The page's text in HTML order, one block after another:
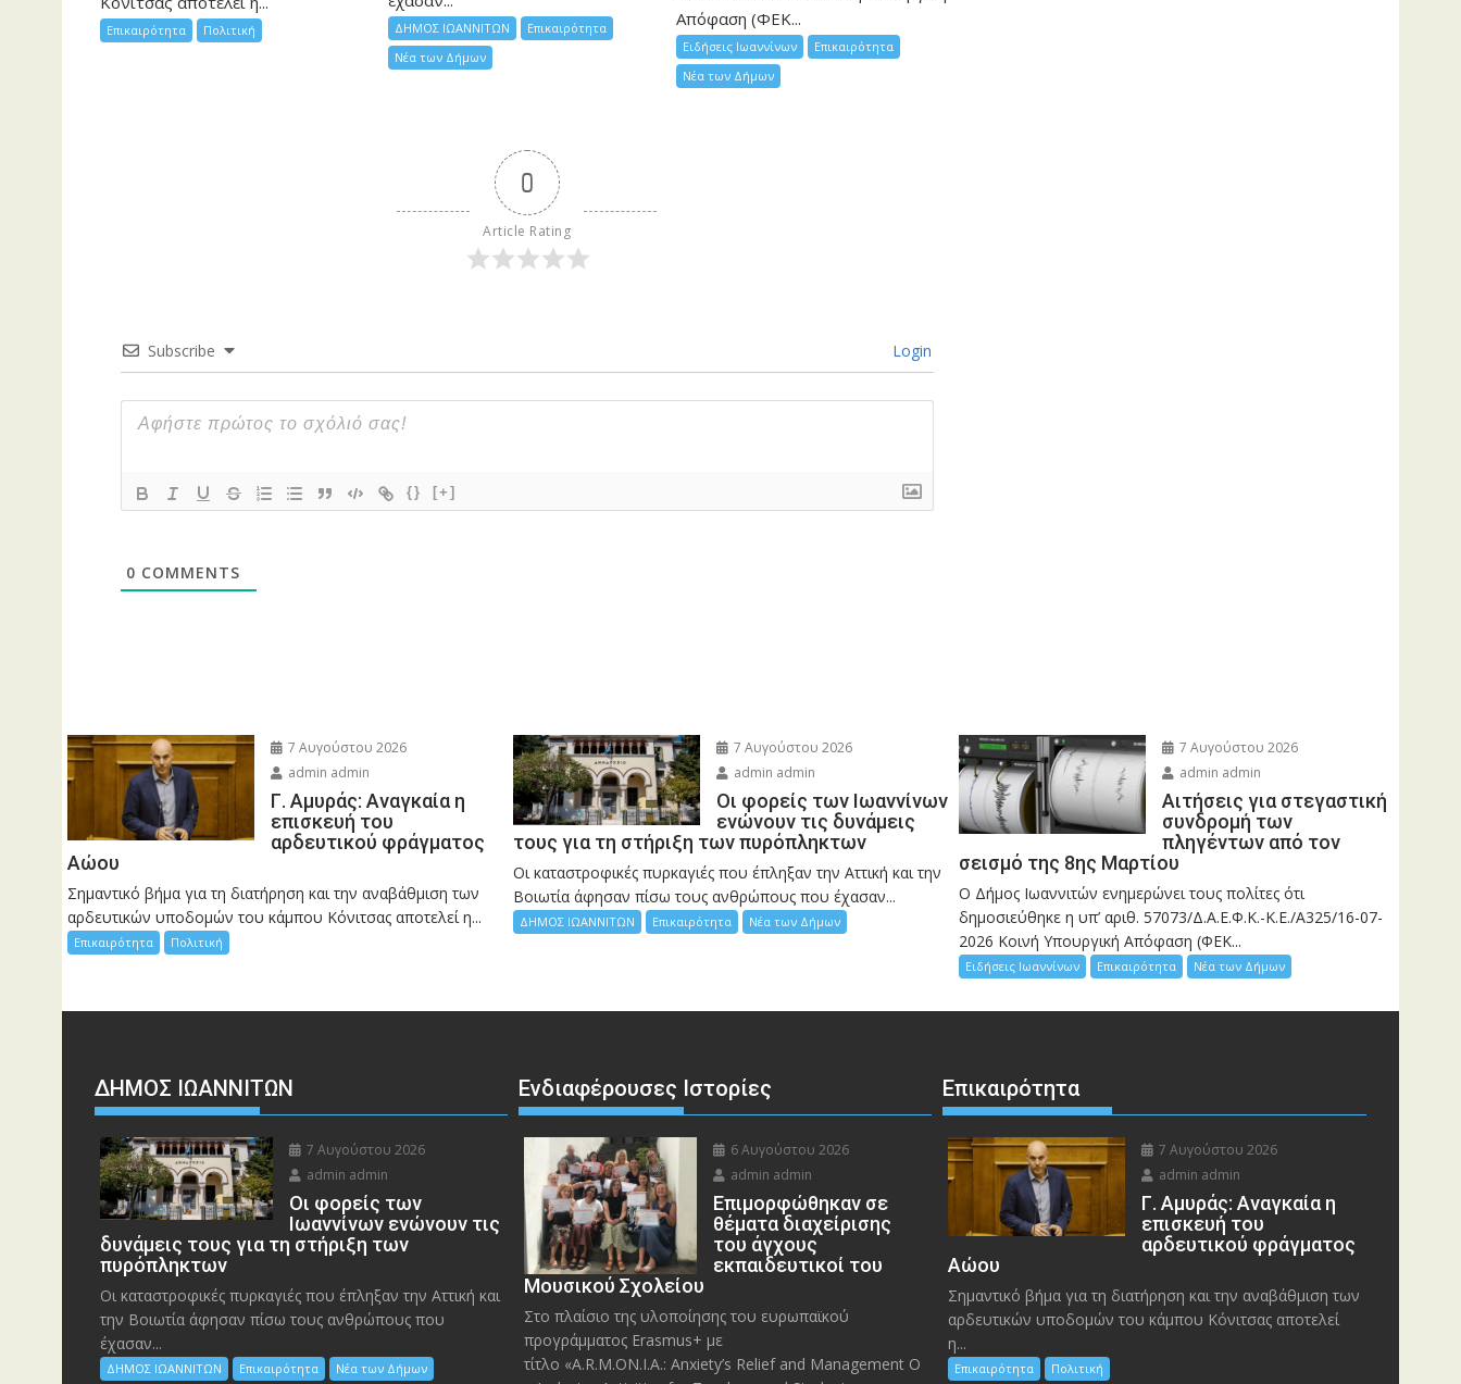
Επικαιρότητα Πολιτική ΔΗΜΟΣ ΙΩΑΝΝΙΤΩΝ
Επικαιρότητα
Νέα των Δήμων
Απόφαση (ΦΕΚ...
Ειδήσεις Ιωαννίνων
Επικαιρότητα
Νέα των Δήμων
0
Article Rating
Subscribe Login
{} [+]
0 COMMENTS
7 Αυγούστου 2026
admin admin
Γ. Αμυράς: Αναγκαία η
επισκευή του
αρδευτικού φράγματος
Αώου
Σημαντικό βήμα για τη διατήρηση και την αναβάθμιση των
αρδευτικών υποδομών του κάμπου Κόνιτσας αποτελεί η...
Επικαιρότητα Πολιτική
7 Αυγούστου 2026
admin admin
Οι φορείς των Ιωαννίνων
ενώνουν τις δυνάμεις
τους για τη στήριξη των πυρόπληκτων
Οι καταστροφικές πυρκαγιές που έπληξαν την Αττική και την
Bοιωτία άφησαν πίσω τους ανθρώπους που έχασαν...
ΔΗΜΟΣ ΙΩΑΝΝΙΤΩΝ Επικαιρότητα Νέα των Δήμων
7 Αυγούστου 2026
admin admin
Αιτήσεις για στεγαστική
συνδρομή των
πληγέντων από τον
σεισμό της 8ης Μαρτίου
Ο Δήμος Ιωαννιτών ενημερώνει τους πολίτες ότι
δημοσιεύθηκε η υπ’ αριθ. 57073/Δ.Α.Ε.Φ.Κ.-Κ.Ε./Α325/16-07-
2026 Κοινή Υπουργική Απόφαση (ΦΕΚ...
Ειδήσεις Ιωαννίνων Επικαιρότητα Νέα των Δήμων
ΔΗΜΟΣ ΙΩΑΝΝΙΤΩΝ
7 Αυγούστου 2026
admin admin
Οι φορείς των
Ιωαννίνων ενώνουν τις
δυνάμεις τους για τη στήριξη των
πυρόπληκτων
Οι καταστροφικές πυρκαγιές που έπληξαν την Αττική και
την Bοιωτία άφησαν πίσω τους ανθρώπους που
έχασαν...
ΔΗΜΟΣ ΙΩΑΝΝΙΤΩΝ Επικαιρότητα Νέα των Δήμων
Ενδιαφέρουσες Ιστορίες
6 Αυγούστου 2026
admin admin
Eπιμορφώθηκαν σε
θέματα διαχείρισης
του άγχους
εκπαιδευτικοί του
Μουσικού Σχολείου
Στο πλαίσιο της υλοποίησης του ευρωπαϊκού
προγράμματος Erasmus+ με
τίτλο «A.R.M.ON.I.A.: Anxiety’s Relief and Management O
Επικαιρότητα
7 Αυγούστου 2026
admin admin
Γ. Αμυράς: Αναγκαία η
επισκευή του
αρδευτικού φράγματος
Αώου
Σημαντικό βήμα για τη διατήρηση και την αναβάθμιση των
αρδευτικών υποδομών του κάμπου Κόνιτσας αποτελεί
η...
Επικαιρότητα Πολιτική